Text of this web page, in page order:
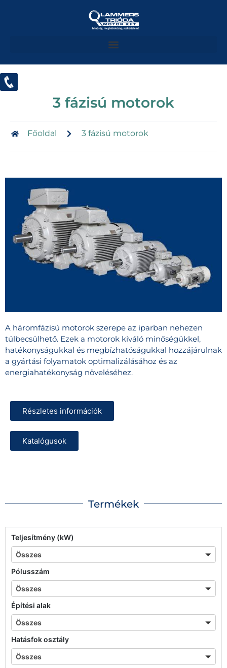
3 fázisú motorok
Főoldal 3 fázisú motorok
A háromfázisú motorok szerepe az iparban nehezen
túlbecsülhető. Ezek a motorok kiváló minőségükkel,
hatékonyságukkal és megbízhatóságukkal hozzájárulnak
a gyártási folyamatok optimalizálásához és az
energiahatékonyság növeléséhez.
Részletes információk
Katalógusok
Termékek
Teljesítmény (kW)
Összes
Pólusszám
Összes
Építési alak
Összes
Hatásfok osztály
Összes